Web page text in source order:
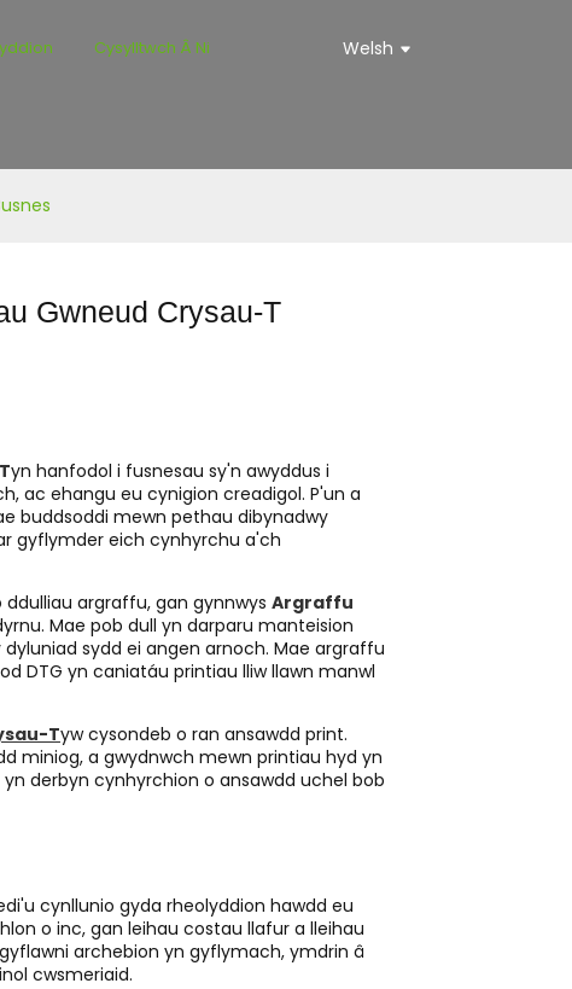
Cysylltwch Â Ni Welsh
Gwneud Crysau-T
yn hanfodol i fusnesau sy'n awyddus i
ac ehangu eu cynigion creadigol. P'un a
buddsoddi mewn pethau dibynadwy
gyflymder eich cynhyrchu a'ch
argraffu, gan gynnwys Argraffu
Mae pob dull yn darparu manteision
sydd ei angen arnoch. Mae argraffu
DTG yn caniatáu printiau lliw llawn manwl
Tyw cysondeb o ran ansawdd print.
miniog, a gwydnwch mewn printiau hyd yn
derbyn cynhyrchion o ansawdd uchel bob
cynllunio gyda rheolyddion hawdd eu
o inc, gan leihau costau llafur a lleihau
archebion yn gyflymach, ymdrin â
cwsmeriaid.